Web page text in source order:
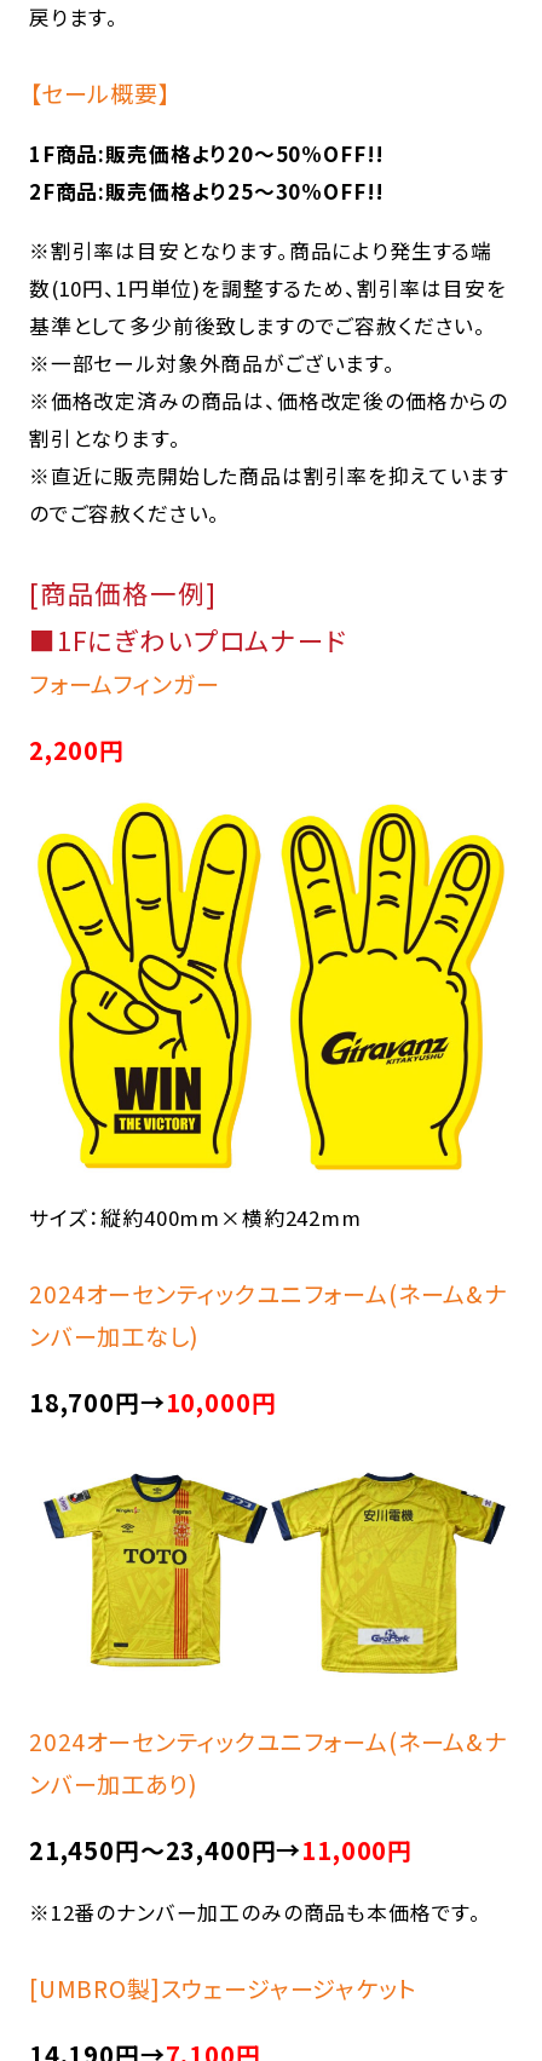
戻ります。
【セール概要】
1F商品:販売価格より20～50%OFF!!
2F商品:販売価格より25～30%OFF!!
※割引率は目安となります。商品により発生する端
数(10円、1円単位)を調整するため、割引率は目安を
基準として多少前後致しますのでご容赦ください。
※一部セール対象外商品がございます。
※価格改定済みの商品は、価格改定後の価格からの
割引となります。
※直近に販売開始した商品は割引率を抑えています
のでご容赦ください。
[商品価格一例]
■1Fにぎわいプロムナード
フォームフィンガー
2,200円
サイズ：縦約400mm×横約242mm
2024オーセンティックユニフォーム(ネーム&ナ
ンバー加工なし)
18,700円→10,000円
2024オーセンティックユニフォーム(ネーム&ナ
ンバー加工あり)
21,450円～23,400円→11,000円
※12番のナンバー加工のみの商品も本価格です。
[UMBRO製]スウェージャージャケット